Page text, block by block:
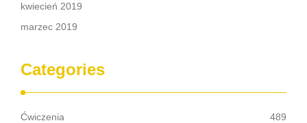
kwiecień 2019
marzec 2019
Categories
Ćwiczenia
489